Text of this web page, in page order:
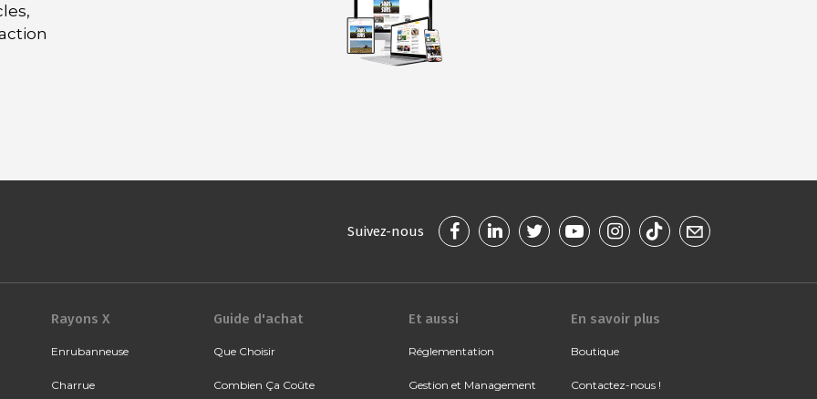
Suivez-nous
Rayons X
Enrubanneuse
Charrue
Guide d'achat
Que Choisir
Combien Ça Coûte
Et aussi
Réglementation
Gestion et Management
En savoir plus
Boutique
Contactez-nous !